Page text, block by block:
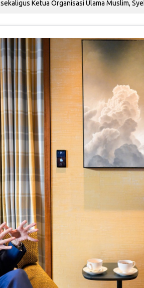
Ketua Organisasi Ulama Muslim,